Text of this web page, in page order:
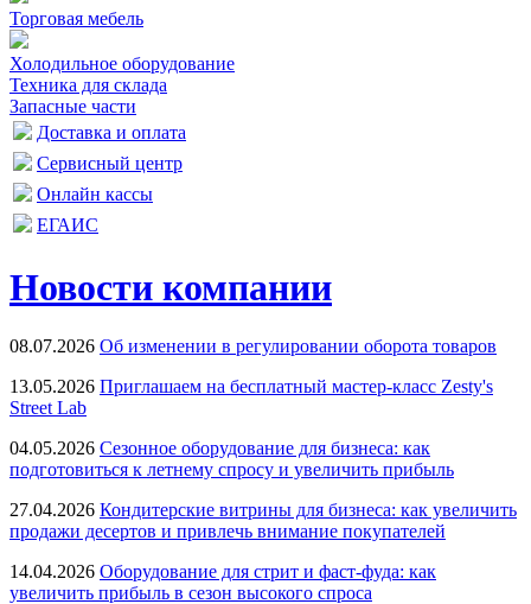
Торговая мебель
Холодильное оборудование
Техника для склада
Запасные части
Доставка и оплата
Сервисный центр
Онлайн кассы
ЕГАИС
Новости компании
08.07.2026 Об изменении в регулировании оборота товаров
13.05.2026 Приглашаем на бесплатный мастер-класс Zesty's
Street Lab
04.05.2026 Сезонное оборудование для бизнеса: как
подготовиться к летнему спросу и увеличить прибыль
27.04.2026 Кондитерские витрины для бизнеса: как увеличить
продажи десертов и привлечь внимание покупателей
14.04.2026 Оборудование для стрит и фаст-фуда: как
увеличить прибыль в сезон высокого спроса